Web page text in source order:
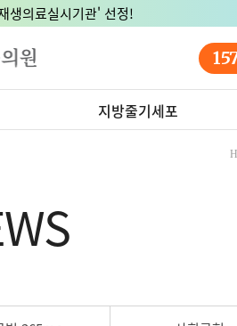
생의료실시기관' 선정!
지방줄기세포